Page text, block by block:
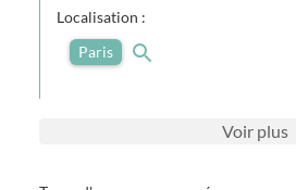
Localisation :
Paris
Voir plus